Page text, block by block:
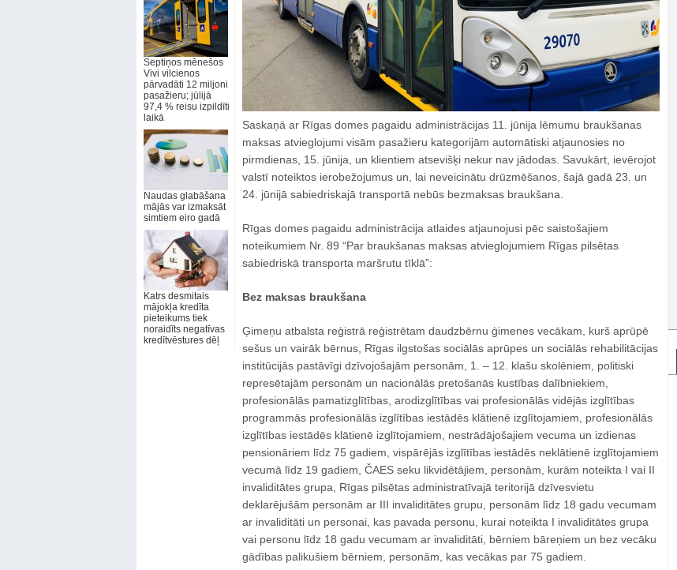
Septiņos mēnešos
Vivi vilcienos
pārvadāti 12 miljoni
pasažieru; jūlijā
97,4 % reisu izpildīti
laikā
Naudas glabāšana
mājās var izmaksāt
simtiem eiro gadā
Katrs desmitais
mājokļa kredīta
pieteikums tiek
noraidīts negatīvas
kredītvēstures dēļ
Saskaņā ar Rīgas domes pagaidu administrācijas 11. jūnija lēmumu braukšanas
maksas atvieglojumi visām pasažieru kategorijām automātiski atjaunosies no
pirmdienas, 15. jūnija, un klientiem atsevišķi nekur nav jādodas. Savukārt, ievērojot
valstī noteiktos ierobežojumus un, lai neveicinātu drūzmēšanos, šajā gadā 23. un
24. jūnijā sabiedriskajā transportā nebūs bezmaksas braukšana.
Rīgas domes pagaidu administrācija atlaides atjaunojusi pēc saistošajiem
noteikumiem Nr. 89 “Par braukšanas maksas atvieglojumiem Rīgas pilsētas
sabiedriskā transporta maršrutu tīklā”:
Bez maksas braukšana
Ģimeņu atbalsta reģistrā reģistrētam daudzbērnu ģimenes vecākam, kurš aprūpē
sešus un vairāk bērnus, Rīgas ilgstošas sociālās aprūpes un sociālās rehabilitācijas
institūcijās pastāvīgi dzīvojošajām personām, 1. – 12. klašu skolēniem, politiski
represētajām personām un nacionālās pretošanās kustības dalībniekiem,
profesionālās pamatizglītības, arodizglītības vai profesionālās vidējās izglītības
programmās profesionālās izglītības iestādēs klātienē izglītojamiem, profesionālās
izglītības iestādēs klātienē izglītojamiem, nestrādājošajiem vecuma un izdienas
pensionāriem līdz 75 gadiem, vispārējās izglītības iestādēs neklātienē izglītojamiem
vecumā līdz 19 gadiem, ČAES seku likvidētājiem, personām, kurām noteikta I vai II
invaliditātes grupa, Rīgas pilsētas administratīvajā teritorijā dzīvesvietu
deklarējušām personām ar III invaliditātes grupu, personām līdz 18 gadu vecumam
ar invaliditāti un personai, kas pavada personu, kurai noteikta I invaliditātes grupa
vai personu līdz 18 gadu vecumam ar invaliditāti, bērniem bāreņiem un bez vecāku
gādības palikušiem bērniem, personām, kas vecākas par 75 gadiem.